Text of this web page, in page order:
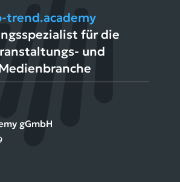
trend.academy
für die
und
gGmbH